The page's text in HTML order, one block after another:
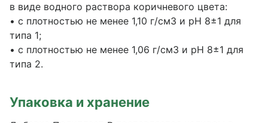
в виде водного раствора коричневого цвета:
• с плотностью не менее 1,10 г/см3 и рН 8±1 для
типа 1;
• с плотностью не менее 1,06 г/см3 и рН 8±1 для
типа 2.
Упаковка и хранение